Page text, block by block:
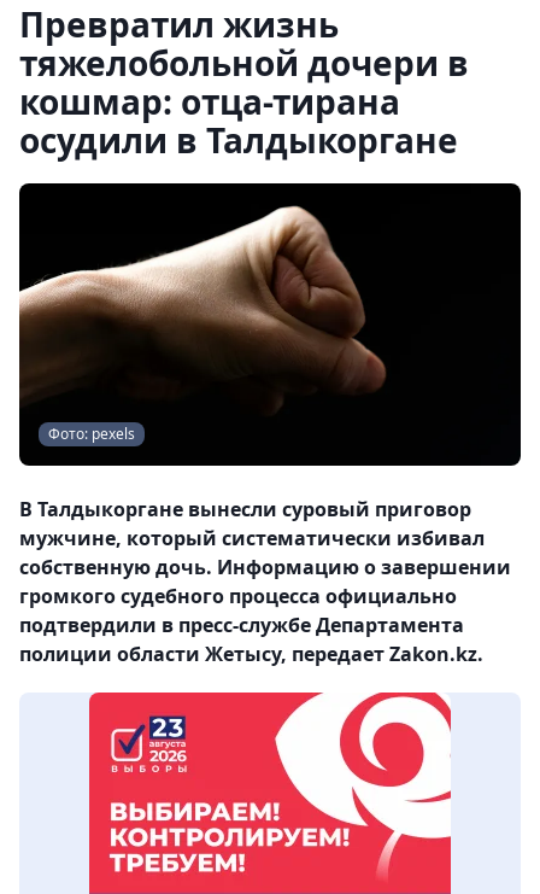
Превратил жизнь
тяжелобольной дочери в
кошмар: отца-тирана
осудили в Талдыкоргане
Фото: pexels
В Талдыкоргане вынесли суровый приговор
мужчине, который систематически избивал
собственную дочь. Информацию о завершении
громкого судебного процесса официально
подтвердили в пресс-службе Департамента
полиции области Жетысу, передает Zakon.kz.